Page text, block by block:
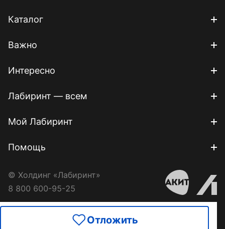
Отложить
Каталог
Важно
Интересно
Лабиринт — всем
Мой Лабиринт
Помощь
© Холдинг «Лабиринт»
8 800 600-95-25